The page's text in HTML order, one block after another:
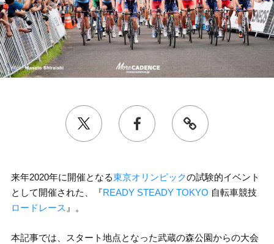
来年2020年に開催となる東京オリンピックの試験的イベント
として開催された、『READY STEADY TOKYO 自転車競技
ロードレース 』。
本記事では、スタート地点となった武蔵の森公園からの大会